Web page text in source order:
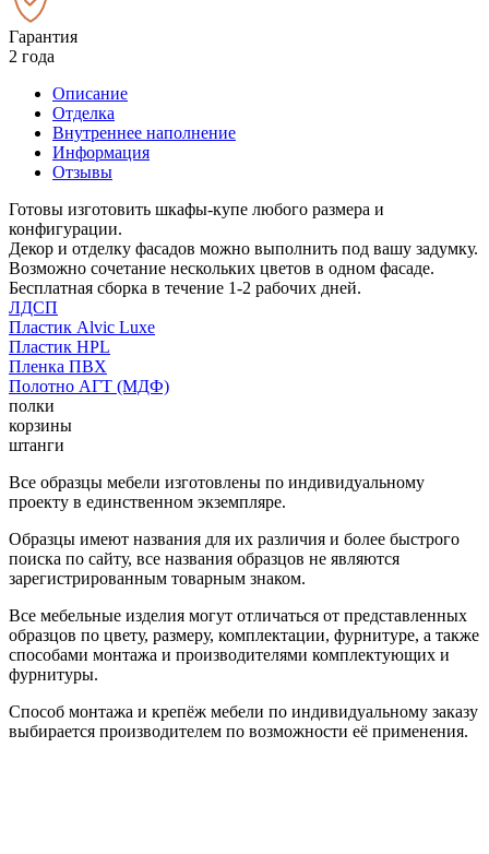
Гарантия
2 года
Описание
Отделка
Внутреннее наполнение
Информация
Отзывы
Готовы изготовить шкафы-купе любого размера и
конфигурации.
Декор и отделку фасадов можно выполнить под вашу задумку.
Возможно сочетание нескольких цветов в одном фасаде.
Бесплатная сборка в течение 1-2 рабочих дней.
ЛДСП
Пластик Alvic Luxe
Пластик HPL
Пленка ПВХ
Полотно АГТ (МДФ)
полки
корзины
штанги
Все образцы мебели изготовлены по индивидуальному
проекту в единственном экземпляре.
Образцы имеют названия для их различия и более быстрого
поиска по сайту, все названия образцов не являются
зарегистрированным товарным знаком.
Все мебельные изделия могут отличаться от представленных
образцов по цвету, размеру, комплектации, фурнитуре, а также
способами монтажа и производителями комплектующих и
фурнитуры.
Способ монтажа и крепёж мебели по индивидуальному заказу
выбирается производителем по возможности её применения.